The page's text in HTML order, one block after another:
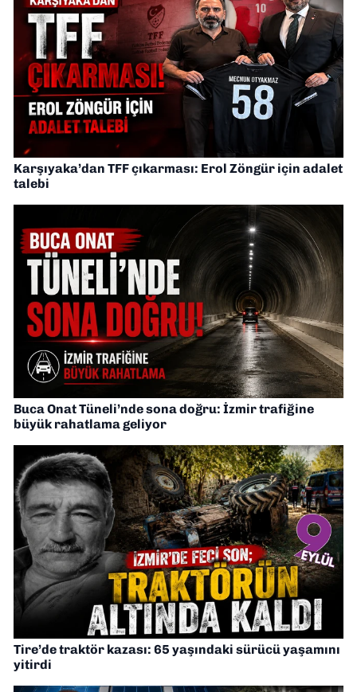
Karşıyaka’dan TFF çıkarması: Erol Zöngür için adalet
talebi
Buca Onat Tüneli’nde sona doğru: İzmir trafiğine
büyük rahatlama geliyor
Tire’de traktör kazası: 65 yaşındaki sürücü yaşamını
yitirdi